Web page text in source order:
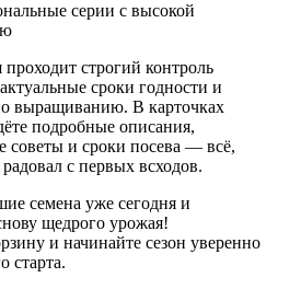
серии с высокой
строгий контроль
сроки годности и
выращиванию. В карточках
подробные описания,
советы и сроки посева — всё,
радовал с первых всходов.
семена уже сегодня и
щедрого урожая!
и начинайте сезон уверенно
старта.